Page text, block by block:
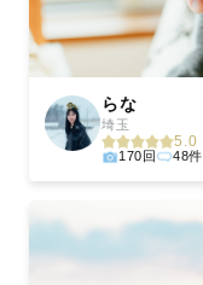
らな
埼玉
5.0
170回 48件